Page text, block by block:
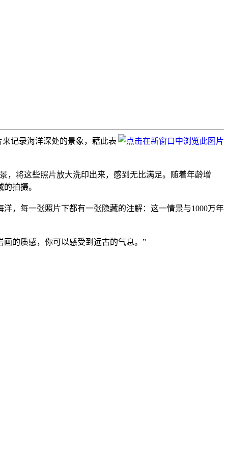
记录海洋深处的景象，藉此表
，将这些照片放大洗印出来，感到无比满足。随着年龄增
拍摄。
，每一张照片下都有一张隐藏的注解：这一情景与1000万年
的质感，你可以感受到远古的气息。”